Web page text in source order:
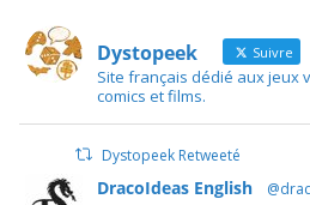
Dystopeek Suivre
Site français dédié aux jeux
comics et films.
Dystopeek Retweeté
DracoIdeas English